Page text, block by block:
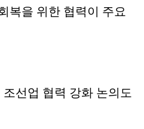
복을 위한 협력이 주요
선업 협력 강화 논의도